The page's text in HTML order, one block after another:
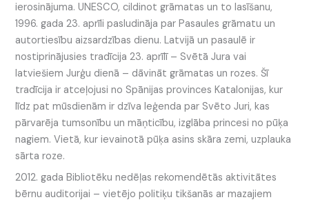
ierosinājuma. UNESCO, cildinot grāmatas un to lasīšanu,
1996. gada 23. aprīli pasludināja par Pasaules grāmatu un
autortiesību aizsardzības dienu. Latvijā un pasaulē ir
nostiprinājusies tradīcija 23. aprīlī – Svētā Jura vai
latviešiem Jurģu dienā – dāvināt grāmatas un rozes. Šī
tradīcija ir atceļojusi no Spānijas provinces Katalonijas, kur
līdz pat mūsdienām ir dzīva leģenda par Svēto Juri, kas
pārvarēja tumsonību un māņticību, izglāba princesi no pūķa
nagiem. Vietā, kur ievainotā pūķa asins skāra zemi, uzplauka
sārta roze.
2012. gada Bibliotēku nedēļas rekomendētās aktivitātes
bērnu auditorijai – vietējo politiķu tikšanās ar mazajiem